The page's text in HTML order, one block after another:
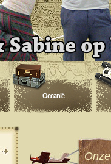
Oceanië